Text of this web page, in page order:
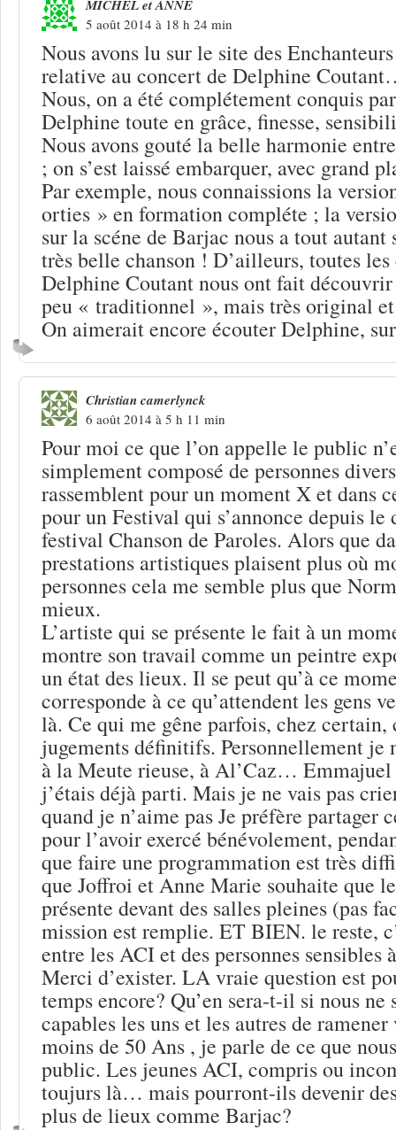
MICHEL et ANNE
5 août 2014 à 18 h 24 min
Nous avons lu sur le site des
relative au concert de Delphine
Nous, on a été complétement conquis
Delphine toute en grâce, finesse,
Nous avons gouté la belle harmonie
; on s’est laissé embarquer, avec grand
Par exemple, nous connaissions la
orties » en formation compléte ; la
sur la scéne de Barjac nous a tout autant
très belle chanson ! D’ailleurs, toutes les
Delphine Coutant nous ont fait
peu « traditionnel », mais très original
On aimerait encore écouter Delphine,
Christian camerlynck
6 août 2014 à 5 h 11 min
Pour moi ce que l’on appelle le public
simplement composé de personnes
rassemblent pour un moment X et dans
pour un Festival qui s’annonce depuis le
festival Chanson de Paroles. Alors que
prestations artistiques plaisent plus où
personnes cela me semble plus que
mieux.
L’artiste qui se présente le fait à un
montre son travail comme un peintre
un état des lieux. Il se peut qu’à ce
corresponde à ce qu’attendent les gens
là. Ce qui me gêne parfois, chez certain,
jugements définitifs. Personnellement je
à la Meute rieuse, à Al’Caz…
j’étais déjà parti. Mais je ne vais pas
quand je n’aime pas Je préfère partager
pour l’avoir exercé bénévolement,
que faire une programmation est très
que Joffroi et Anne Marie souhaite que
présente devant des salles pleines (pas
mission est remplie. ET BIEN. le reste,
entre les ACI et des personnes sensibles
Merci d’exister. LA vraie question est
temps encore? Qu’en sera-t-il si nous ne
capables les uns et les autres de
moins de 50 Ans , je parle de ce que
public. Les jeunes ACI, compris ou
toujurs là… mais pourront-ils devenir
plus de lieux comme Barjac?